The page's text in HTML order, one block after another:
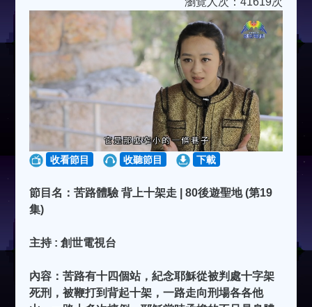
收看節目 收聽節目 下載
節目名：苦路體驗 背上十架走 | 80後遊聖地 (第19
集)
主持 : 創世電視台
內容：苦路有十四個站，紀念耶穌從被判處十字架
死刑，被鞭打到背起十架，一路走向刑場各各他